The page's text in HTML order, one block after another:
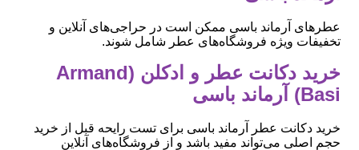
عطرهای آرماند باسی ممکن است در حراجی‌های آنلاین و
تخفیفات ویژه فروشگاه‌های عطر شامل شوند.
خرید دکانت عطر و ادکلن (Armand
Basi) آرماند باسی
خرید دکانت عطر آرماند باسی برای تست رایحه قبل از خرید
حجم اصلی می‌تواند مفید باشد و از فروشگاه‌های آنلاین